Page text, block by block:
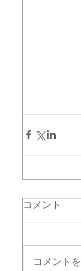
コメント
コメント